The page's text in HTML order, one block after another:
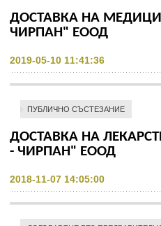
ДОСТАВКА НА
ЧИРПАН" ЕООД
2019-05-10 11:41:36
ПУБЛИЧНО СЪСТЕЗАНИЕ
ДОСТАВКА НА
- ЧИРПАН" ЕООД
2018-11-07 14:05:00